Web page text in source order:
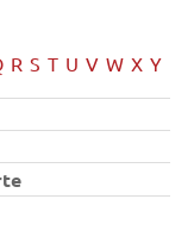
R S T U V W X Y